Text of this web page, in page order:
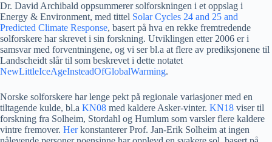
Dr. David Archibald oppsummerer solforskningen i et oppslag i
Energy & Environment, med tittel Solar Cycles 24 and 25 and
Predicted Climate Response, basert på hva en rekke fremtredende
solforskere har skrevet i sin forskning. Utviklingen etter 2006 er i
samsvar med forventningene, og vi ser bl.a at flere av prediksjonene til
Landscheidt slår til som beskrevet i dette notatet
NewLittleIceAgeInsteadOfGlobalWarming.
Norske solforskere har lenge pekt på regionale variasjoner med en
tiltagende kulde, bl.a KN08 med kaldere Asker-vinter. KN18 viser til
forskning fra Solheim, Stordahl og Humlum som varsler flere kaldere
vintre fremover. Herkonstanterer Prof. Jan-Erik Solheim at ingen